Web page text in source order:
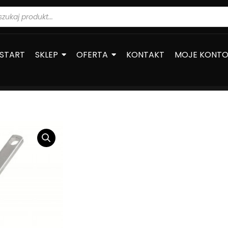
START SKLEP OFERTA KONTAKT MOJE KONTO